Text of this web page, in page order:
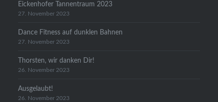
Eickenhofer Tannentraum 2023
27. November 2023
Dance Fitness auf dunklen Bahnen
27. November 2023
Thorsten, wir danken Dir!
26. November 2023
Ausgelaubt!
26. November 2023